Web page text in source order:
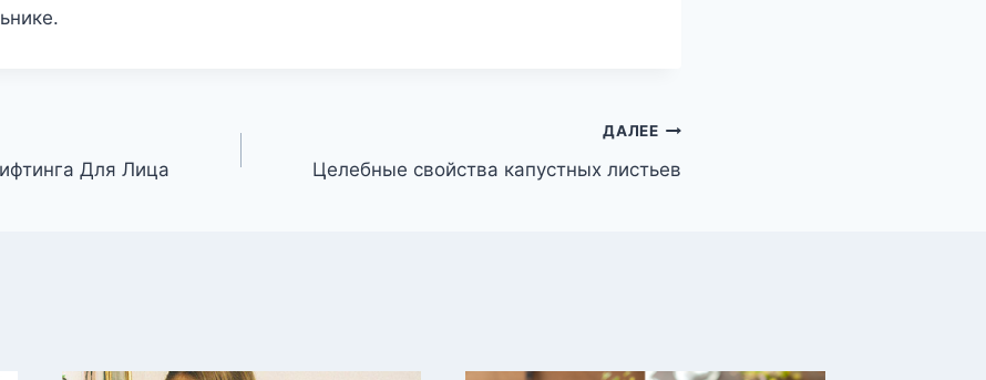
Для Лица
ДАЛЕЕ
Целебные свойства капустных листьев